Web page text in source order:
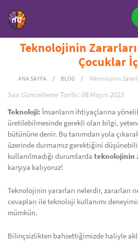
Teknolojinin Zararları
Çocuklar
ANA SAYFA / BLOG / Teknolojinin
Son Güncelleme Tarihi: 08 Mayıs 2023
Teknoloji: İnsanların ihtiyaçlarına
üretilebilmesinde gerekli olan bilgi,
bütününe denir. Bu tanımdan yola
üzerinde durmamız gerektiğini
kullanılmadığı durumlarda teknolojinin
karşıya kalıyoruz!
Teknolojinin yararları nelerdir, zararları
cevapları ile teknoloji kullanımı
mümkün.
Bilinçsizlikten bahsettiğimizde haliyle